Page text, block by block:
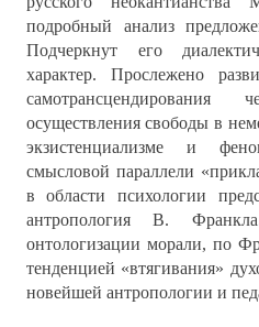
подробный анализ
Подчеркнут его
характер. Прослежено
осуществления свободы в
экзистенциализме и
смысловой параллели
в области психологии
антропология В.
онтологизации морали, по
тенденцией «втягивания»
новейшей антропологии и